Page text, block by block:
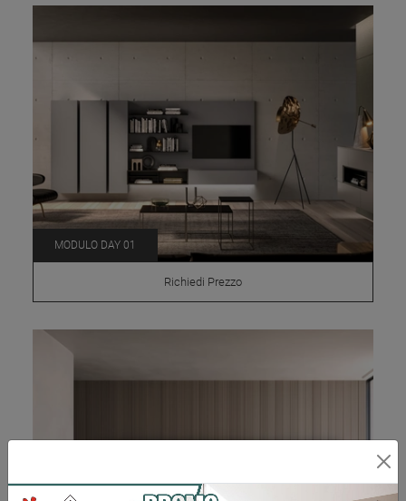
MODULO DAY 01
Richiedi Prezzo